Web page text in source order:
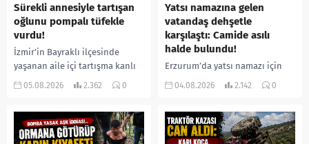
Sürekli annesiyle tartışan
oğlunu pompalı tüfekle
vurdu!
İzmir’in Bayraklı ilçesinde
yaşanan aile içi tartışma kanlı
bitti. İddiaya göre, uzun süredir
05.08.2026 2.362 0
Yatsı namazına gelen
vatandaş dehşetle
karşılaştı: Camide asılı
halde bulundu!
Erzurum’da yatsı namazı için
camiye gelen bir vatandaş,
yerine sevk edilen...
04.08.2026 2.142 0